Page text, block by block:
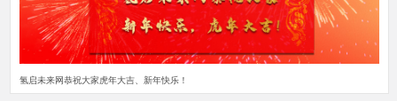
氢启未来网恭祝大家虎年大吉、新年快乐！